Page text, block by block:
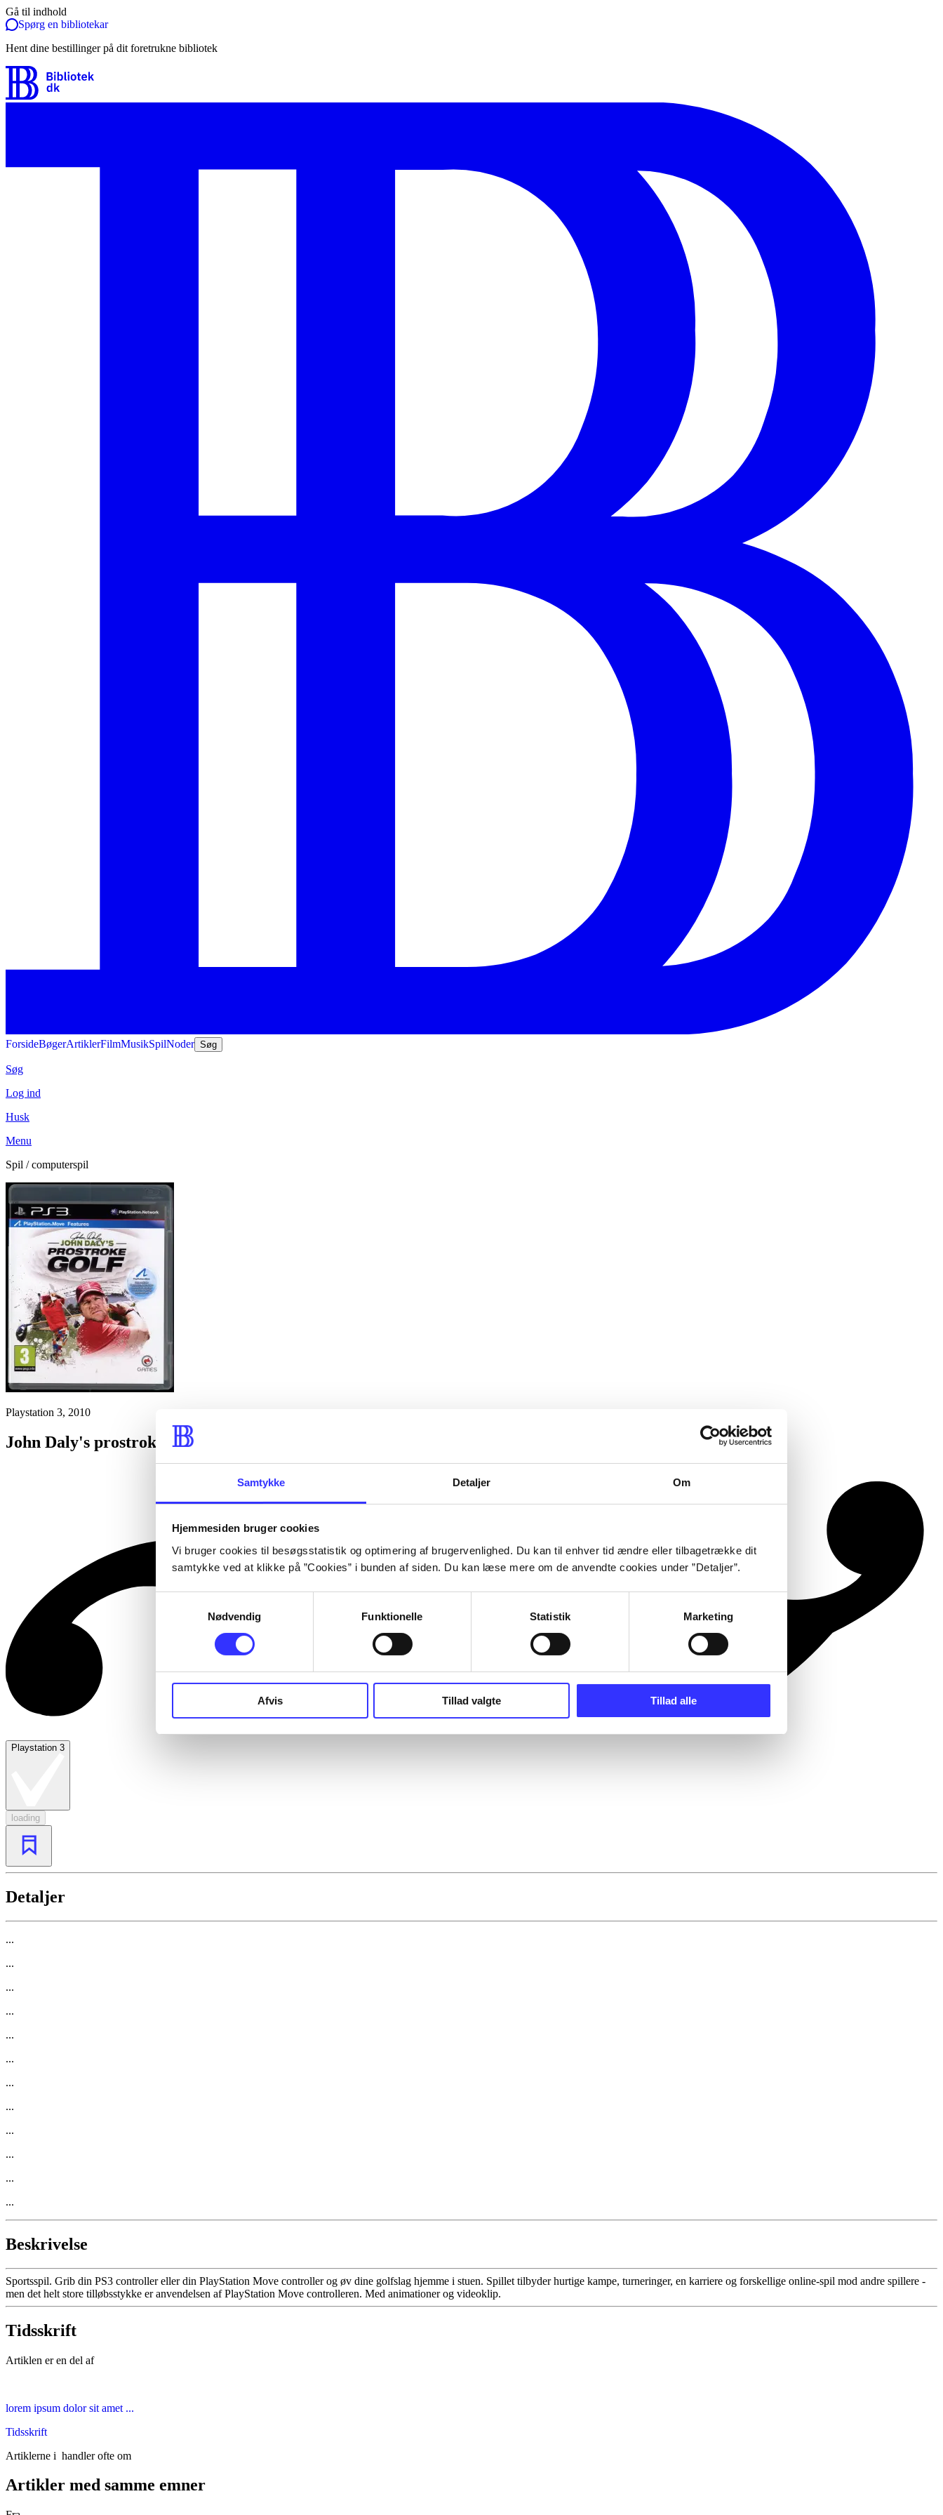
Samtykke Detaljer Om
Hjemmesiden bruger cookies
Vi bruger cookies til besøgsstatistik og optimering af brugervenlighed. Du kan til enhver tid ændre eller tilbagetrække dit
samtykke ved at klikke på ”Cookies” i bunden af siden. Du kan læse mere om de anvendte cookies under ”Detaljer”.
Nødvendig
Funktionelle Statistik Marketing
Afvis Tillad valgte Tillad alle
Gå til indhold
Spørg en bibliotekar
Hent dine bestillinger på dit foretrukne bibliotek
ForsideBøgerArtiklerFilmMusikSpilNoder Søg
Søg
Log ind
Husk
Menu
Spil / computerspil
Playstation 3, 2010
John Daly's prostroke golf
Playstation 3
loading
Detaljer
...
...
...
...
...
...
...
...
...
...
...
...
Beskrivelse
Sportsspil. Grib din PS3 controller eller din PlayStation Move controller og øv dine golfslag hjemme i stuen. Spillet tilbyder hurtige kampe, turneringer, en karriere og forskellige online-spil mod andre spillere -
men det helt store tilløbsstykke er anvendelsen af PlayStation Move controlleren. Med animationer og videoklip.
Tidsskrift
Artiklen er en del af
lorem ipsum dolor sit amet ...
Tidsskrift
Artiklerne i handler ofte om
Artikler med samme emner